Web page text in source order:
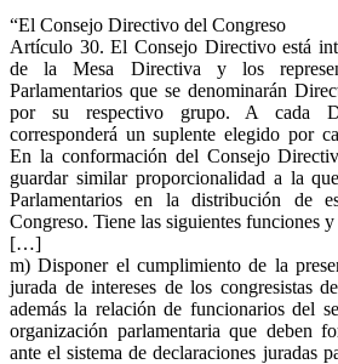
“El Consejo Directivo del Congreso
Artículo 30. El Consejo Directivo está
de la Mesa Directiva y los
Parlamentarios que se denominarán
por su respectivo grupo. A cada
corresponderá un suplente elegido por
En la conformación del Consejo
guardar similar proporcionalidad a la
Parlamentarios en la distribución de
Congreso. Tiene las siguientes funciones
[…]
m) Disponer el cumplimiento de la
jurada de intereses de los congresistas
además la relación de funcionarios del
organización parlamentaria que deben
ante el sistema de declaraciones juradas